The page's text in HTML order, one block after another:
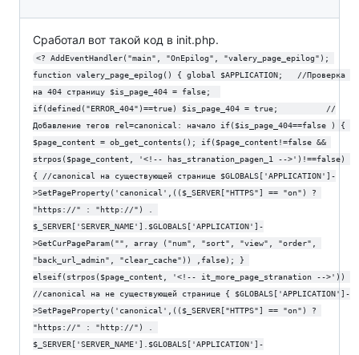
Сработал вот такой код в init.php.
<? AddEventHandler("main", "OnEpilog", "valery_page_epilog");
function valery_page_epilog() { global $APPLICATION;   //Проверка
на 404 страницу $is_page_404 = false;
if(defined("ERROR_404")==true) $is_page_404 = true;          //
Добавление тегов rel=canonical: начало if($is_page_404==false ) {
$page_content = ob_get_contents(); if($page_content!=false &&
strpos($page_content, '<!-- has_stranation_pagen_1 -->')!==false)
{ //canonical на существующей странице $GLOBALS['APPLICATION']-
>SetPageProperty('canonical',(($_SERVER["HTTPS"] == "on") ?
"https://" : "http://") .
$_SERVER['SERVER_NAME'].$GLOBALS['APPLICATION']-
>GetCurPageParam("", array ("num", "sort", "view", "order",
"back_url_admin", "clear_cache")) ,false); }
elseif(strpos($page_content, '<!-- it_more_page_stranation -->'))
//canonical на не существующей странице { $GLOBALS['APPLICATION']-
>SetPageProperty('canonical',(($_SERVER["HTTPS"] == "on") ?
"https://" : "http://") .
$_SERVER['SERVER_NAME'].$GLOBALS['APPLICATION']-